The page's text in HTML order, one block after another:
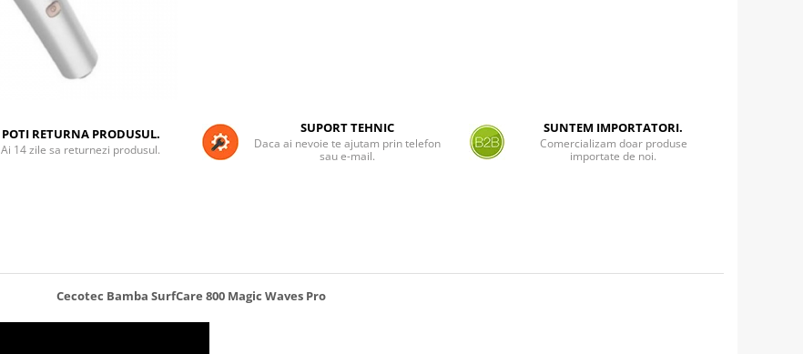
POTI RETURNA PRODUSUL.
Ai 14 zile sa returnezi produsul.
SUPORT TEHNIC
Daca ai nevoie te ajutam prin telefon
sau e-mail.
SUNTEM IMPORTATORI.
Comercializam doar produse
importate de noi.
Cecotec Bamba SurfCare 800 Magic Waves Pro